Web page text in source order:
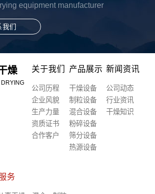
equipment manufacturer
我们
燥 关于我们
公司历程
企业风貌
生产力量
资质证书
合作客户
产品展示
干燥设备
制粒设备
混合设备
粉碎设备
筛分设备
热源设备
新闻资讯
公司动态
行业资讯
干燥知识
务